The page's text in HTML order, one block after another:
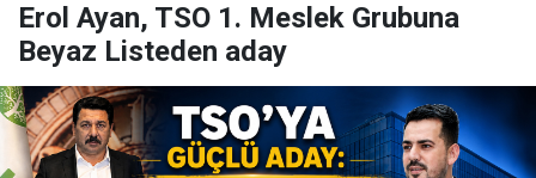
Erol Ayan, TSO 1. Meslek Grubuna
Beyaz Listeden aday